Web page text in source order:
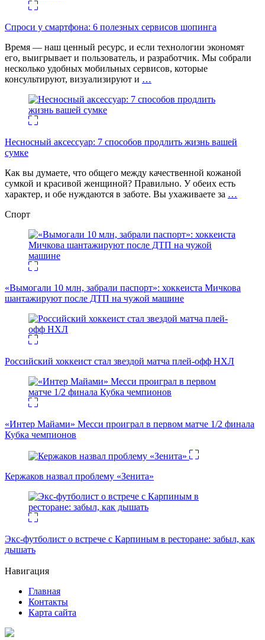
Спроси у смартфона: 6 полезных cервисов шопинга
Время — наш ценный ресурс, и если технологии экономят
его, выигрывает и пользователь, и разработчик. Мы собрали
несколько удобных мобильных сервисов, которые
консультируют, визуализируют и …
Несносный аксессуар: 7 способов продлить жизнь вашей
сумке
Как вы думаете, что общего между качественной кожаной
сумкой и красивой женщиной? Правильно. У обеих есть
характер, и обе нуждаются в заботе. Вы ухаживаете за …
Спорт
«Вымогали 10 млн, забрали паспорт»: хоккеиста Мичкова
шантажируют после ДТП на чужой машине
Российский хоккеист стал звездой матча плей-офф НХЛ
«Интер Майами» Месси проиграл в первом матче 1/2 финала
Кубка чемпионов
Кержаков назвал проблему «Зенита»
Экс-футболист о встрече с Карпиным в ресторане: забыл, как
дышать
Навигация
Главная
Контакты
Карта сайта